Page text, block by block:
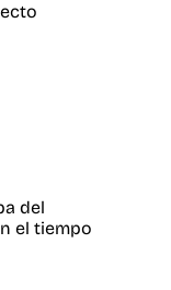
del
el tiempo